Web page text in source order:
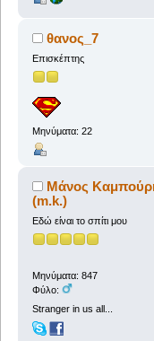
θανος_7
Επισκέπτης
Μηνύματα: 22
Μάνος
(m.k.)
Εδώ είναι το σπίτι μου
Μηνύματα: 847
Φύλο:
Stranger in us all...